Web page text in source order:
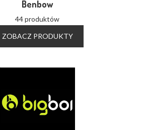
Benbow
44 produktów
ZOBACZ PRODUKTY